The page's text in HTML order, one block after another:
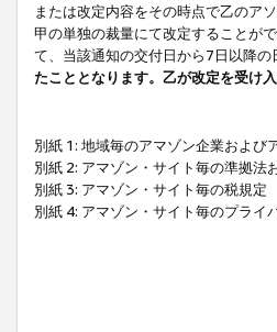
または改定内容をその時点で乙のア
甲の単独の裁量にて改定することが
て、当該通知の交付日から7日以降の
たこととなります。乙が改定を受け
別紙 1: 地域毎のアマゾン企業および
別紙 2: アマゾン・サイト毎の準拠法
別紙 3: アマゾン・サイト毎の税規定
別紙 4: アマゾン・サイト毎のプライ